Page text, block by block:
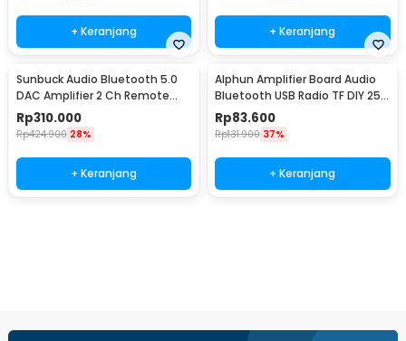
+ Keranjang + Keranjang
Sunbuck Audio Bluetooth 5.0
DAC Amplifier 2 Ch Remote
2000W - AV-660BT
Rp310.000
Rp424.900 28%
+ Keranjang
Alphun Amplifier Board Audio
Bluetooth USB Radio TF DIY 25
W - GD-01
Rp83.600
Rp131.900 37%
+ Keranjang